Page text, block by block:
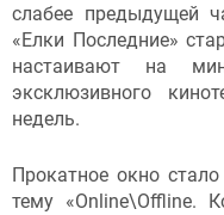
слабее предыдущей
«Елки Последние»
настаивают на
эксклюзивного
недель.
Прокатное окно
тему «Online\Offline.